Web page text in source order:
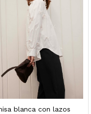
blanca con lazos